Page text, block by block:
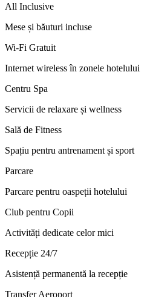
All Inclusive
Mese și băuturi incluse
Wi-Fi Gratuit
Internet wireless în zonele hotelului
Centru Spa
Servicii de relaxare și wellness
Sală de Fitness
Spațiu pentru antrenament și sport
Parcare
Parcare pentru oaspeții hotelului
Club pentru Copii
Activități dedicate celor mici
Recepție 24/7
Asistență permanentă la recepție
Transfer Aeroport